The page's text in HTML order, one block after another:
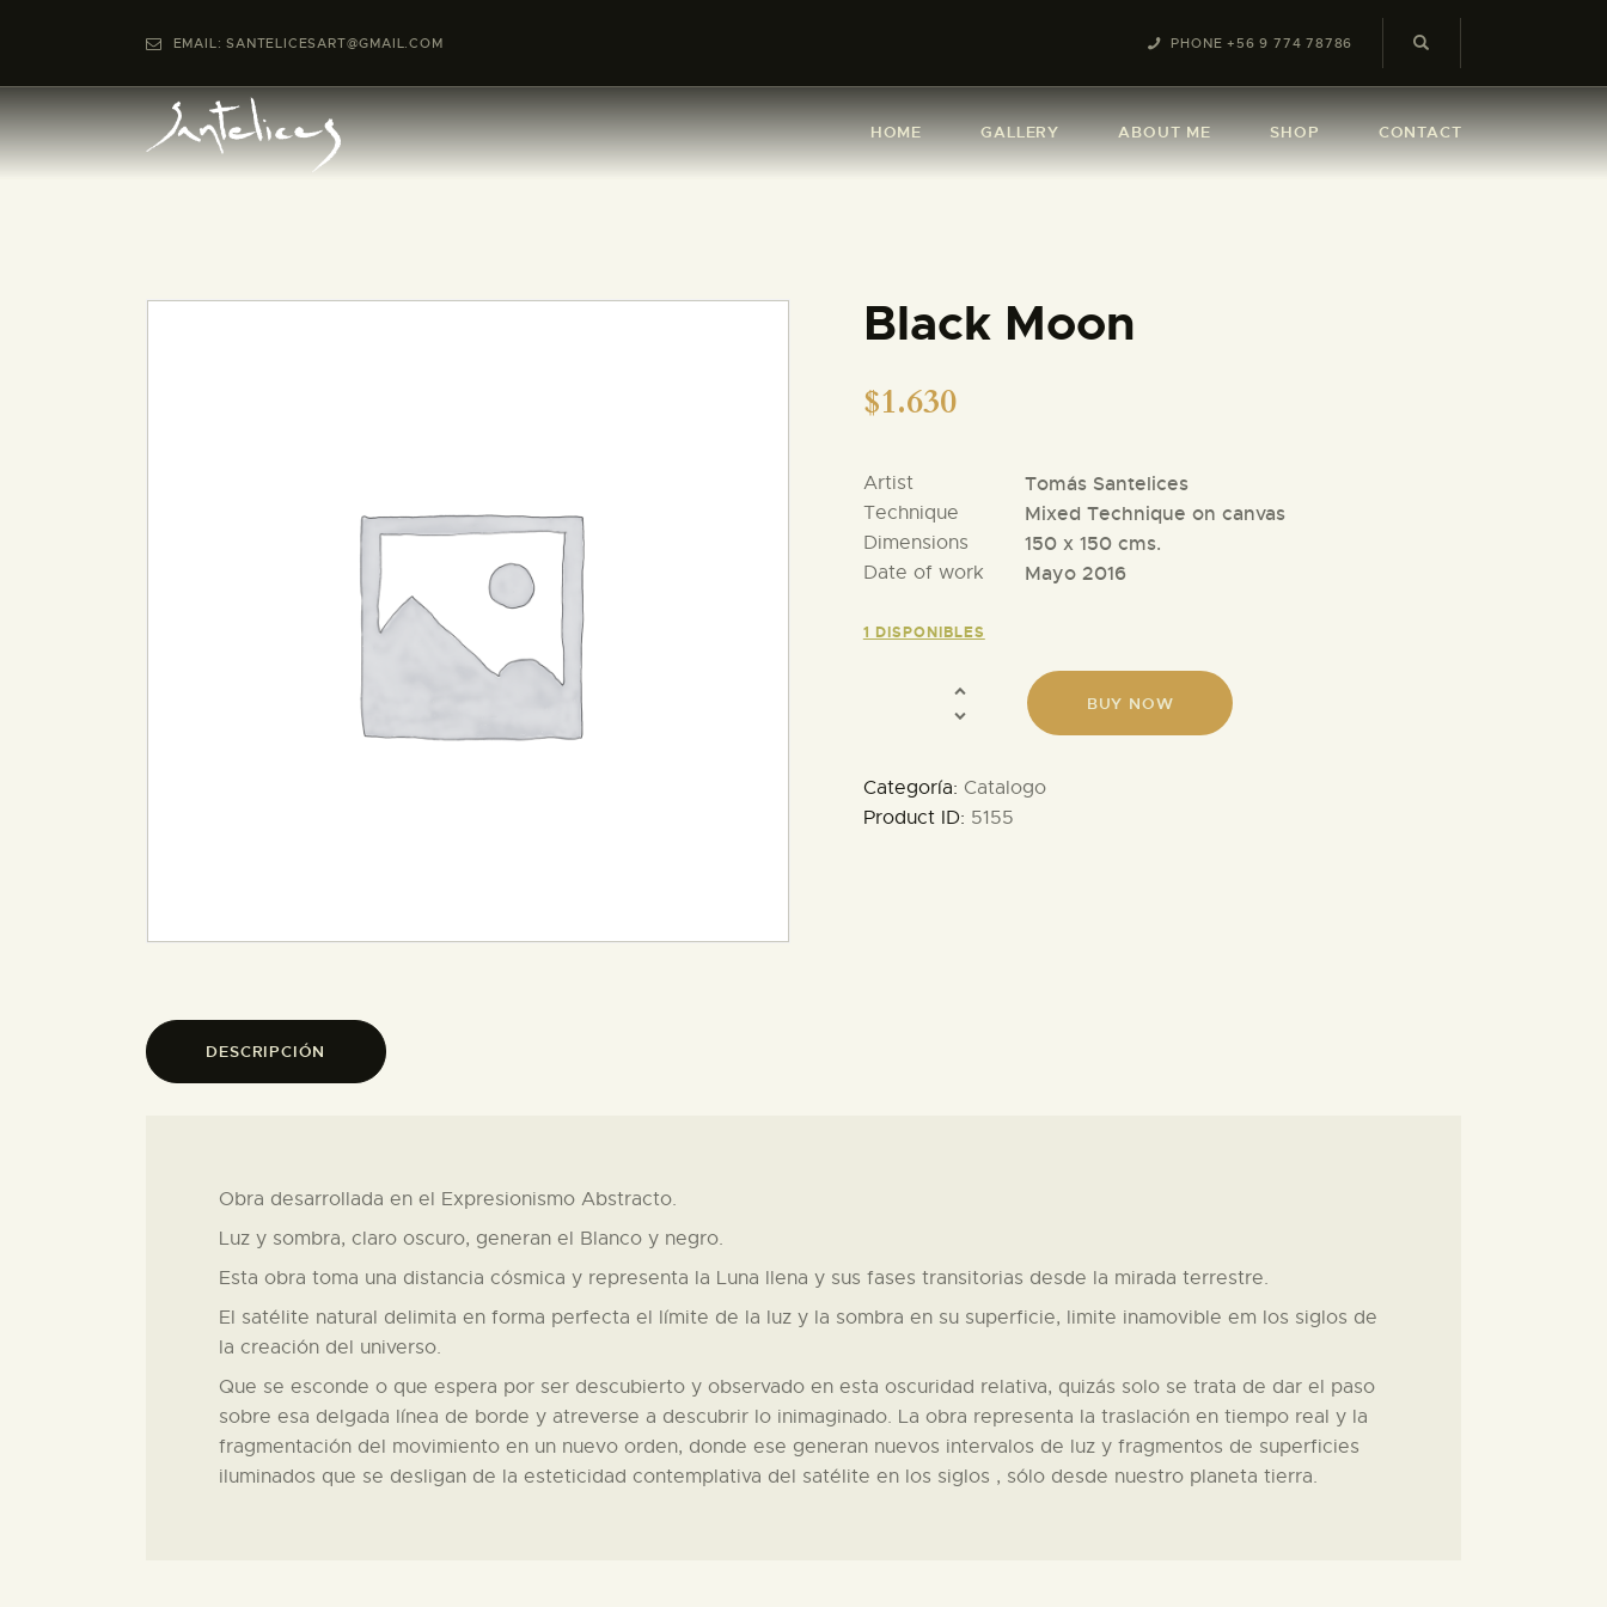
EMAIL: SANTELICESART@GMAIL.COM PHONE +56 9 774 78786
HOME GALLERY ABOUT ME SHOP CONTACT
GALLERY
ABOUT ME
Black Moon
$1.630
Artist Tomás Santelices
Technique Mixed Technique on canvas
Dimensions 150 x 150 cms.
Date of work Mayo 2016
1 DISPONIBLES
BUY NOW
Categoría: Catalogo
Product ID: 5155
DESCRIPCIÓN
Obra desarrollada en el Expresionismo Abstracto.
Luz y sombra, claro oscuro, generan el Blanco y negro.
Esta obra toma una distancia cósmica y representa la Luna llena y sus fases transitorias desde la mirada terrestre.
El satélite natural delimita en forma perfecta el límite de la luz y la sombra en su superficie, limite inamovible em los siglos de
la creación del universo.
Que se esconde o que espera por ser descubierto y observado en esta oscuridad relativa, quizás solo se trata de dar el paso
sobre esa delgada línea de borde y atreverse a descubrir lo inimaginado. La obra representa la traslación en tiempo real y la
fragmentación del movimiento en un nuevo orden, donde ese generan nuevos intervalos de luz y fragmentos de superficies
iluminados que se desligan de la esteticidad contemplativa del satélite en los siglos , sólo desde nuestro planeta tierra.